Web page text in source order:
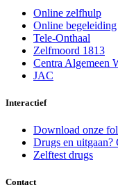
Online zelfhulp
Online begeleiding
Tele-Onthaal
Zelfmoord 1813
Centra Algemeen
JAC
Interactief
Download onze
Drugs en uitgaan?
Zelftest drugs
Contact